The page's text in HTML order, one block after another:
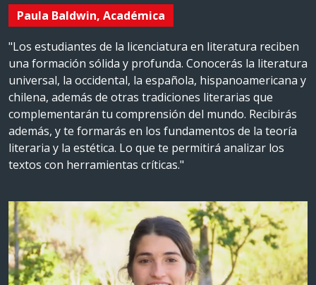
Paula Baldwin, Académica
"Los estudiantes de la licenciatura en literatura reciben
una formación sólida y profunda. Conocerás la literatura
universal, la occidental, la española, hispanoamericana y
chilena, además de otras tradiciones literarias que
complementarán tu comprensión del mundo. Recibirás
además, y te formarás en los fundamentos de la teoría
literaria y la estética. Lo que te permitirá analizar los
textos con herramientas críticas."